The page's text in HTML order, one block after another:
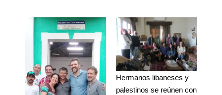
Hermanos libaneses y
palestinos se reúnen con